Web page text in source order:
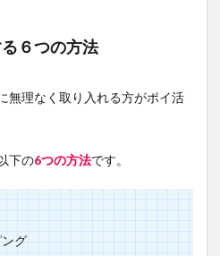
６つの方法
無理なく取り入れる方がポイ活
下の6つの方法です。
グ